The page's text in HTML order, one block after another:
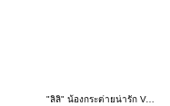
"ลิลิ" น้องกระต่ายน่ารัก V.4 - แชทน่ารัก